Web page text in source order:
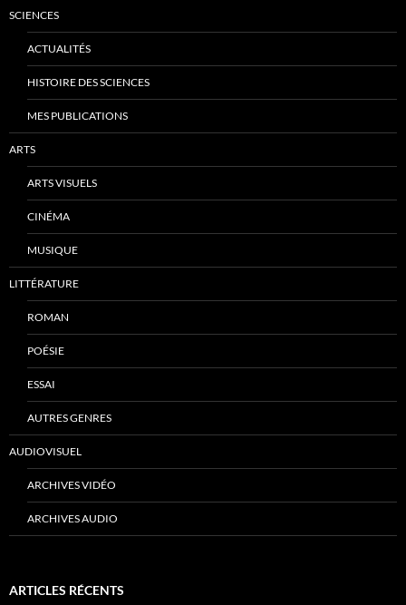
SCIENCES
ACTUALITÉS
HISTOIRE DES SCIENCES
MES PUBLICATIONS
ARTS
ARTS VISUELS
CINÉMA
MUSIQUE
LITTÉRATURE
ROMAN
POÉSIE
ESSAI
AUTRES GENRES
AUDIOVISUEL
ARCHIVES VIDÉO
ARCHIVES AUDIO
ARTICLES RÉCENTS